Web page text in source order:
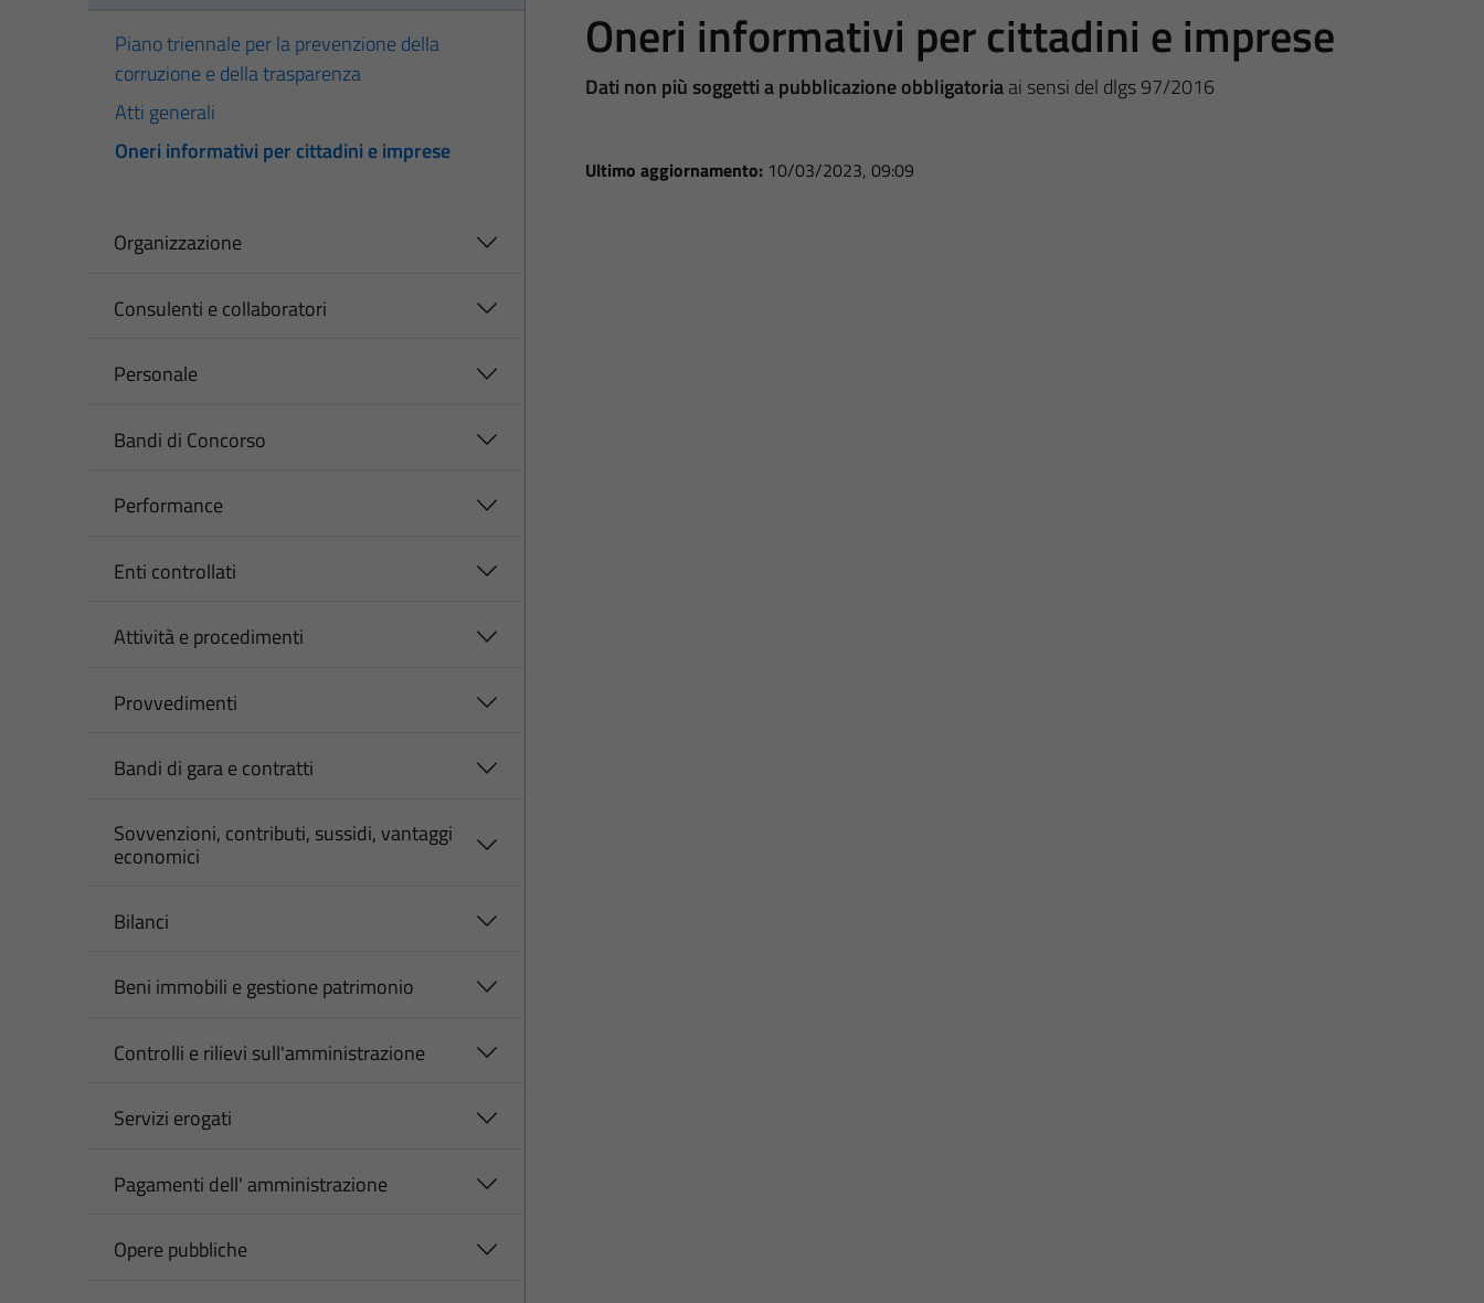
Piano triennale per la prevenzione della
corruzione e della trasparenza
Atti generali
Oneri informativi per cittadini e imprese
Organizzazione
Consulenti e collaboratori
Personale
Bandi di Concorso
Performance
Enti controllati
Attività e procedimenti
Provvedimenti
Bandi di gara e contratti
Sovvenzioni, contributi, sussidi, vantaggi
economici
Bilanci
Beni immobili e gestione patrimonio
Controlli e rilievi sull'amministrazione
Servizi erogati
Pagamenti dell' amministrazione
Opere pubbliche
Oneri informativi per cittadini e imprese
Dati non più soggetti a pubblicazione obbligatoriaai sensi del dlgs 97/2016
Ultimo aggiornamento: 10/03/2023, 09:09